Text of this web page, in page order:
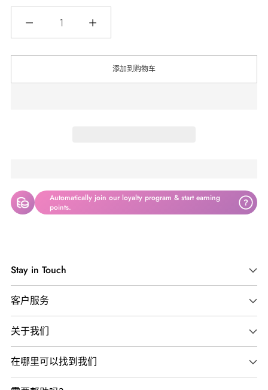
添加到购物车
Automatically join our loyalty program & start earning
points.
?
品
添
加
到
您
的
购
物
Stay in Touch
客户服务
关于我们
在哪里可以找到我们